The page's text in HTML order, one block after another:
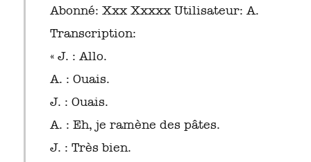
Abonné: Xxx Xxxxx Utilisateur: A.
Transcription:
« J. : Allo.
A. : Ouais.
J. : Ouais.
A. : Eh, je ramène des pâtes.
J. : Très bien.